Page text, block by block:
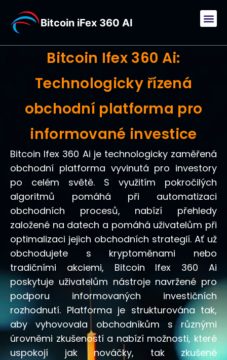
Bitcoin iFex 360 AI
Bitcoin Ifex 360 Ai:
Technologicky řízená
obchodní platforma pro
informované investice
Bitcoin Ifex 360 Ai je technologicky zaměřená
obchodní platforma vyvinutá pro investory
po celém světě. S využitím pokročilých
algoritmů pomáhá při automatizaci
obchodních procesů, nabízí přehledy
založené na datech a pomáhá uživatelům při
optimalizaci jejich obchodních strategií. Ať už
obchodujete s kryptoměnami nebo
tradičními akciemi, Bitcoin Ifex 360 Ai
poskytuje uživatelům nástroje navržené pro
podporu informovaných investičních
rozhodnutí. Platforma je strukturována tak,
aby vyhovovala obchodníkům s různými
úrovněmi zkušeností a nabízí možnosti, které
uspokojí jak nováčky, tak zkušené